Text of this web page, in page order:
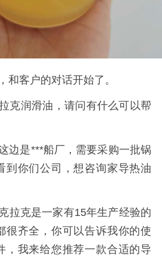
和客户的对话开始了。
克润滑油，请问有什么可以帮
边是***船厂，需要采购一批锅
到你们公司，想咨询家导热油
拉克是一家有15年生产经验的
很齐全，你可以告诉我你的使
，我来给您推荐一款合适的导